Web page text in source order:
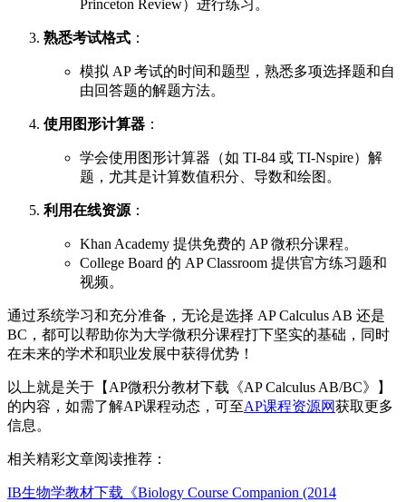
Princeton Review）进行练习。
熟悉考试格式 ：
模拟 AP 考试的时间和题型，熟悉多项选择题和自
由回答题的解题方法。
使用图形计算器 ：
学会使用图形计算器（如 TI-84 或 TI-Nspire）解
题，尤其是计算数值积分、导数和绘图。
利用在线资源 ：
Khan Academy 提供免费的 AP 微积分课程。
College Board 的 AP Classroom 提供官方练习题和
视频。
通过系统学习和充分准备，无论是选择 AP Calculus AB 还是
BC，都可以帮助你为大学微积分课程打下坚实的基础，同时
在未来的学术和职业发展中获得优势！
以上就是关于【AP微积分教材下载《AP Calculus AB/BC》】
的内容，如需了解AP课程动态，可至AP课程资源网获取更多
信息。
相关精彩文章阅读推荐：
IB生物学教材下载《Biology Course Companion (2014